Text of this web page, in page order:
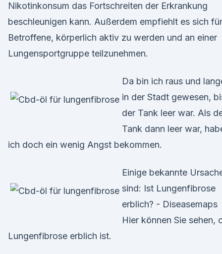
Nikotinkonsum das Fortschreiten der Erkrankung
beschleunigen kann. Außerdem empfiehlt es sich für
Betroffene, körperlich aktiv zu werden und an einer
Lungensportgruppe teilzunehmen.
Da bin ich raus und
in der Stadt gewesen,
der Tank leer war. Als
Tank dann leer war,
ich doch ein wenig Angst bekommen.
Einige bekannte
sind: Ist Lungenfibrose
erblich? - Diseasemaps
Hier können Sie sehen,
Lungenfibrose erblich ist.